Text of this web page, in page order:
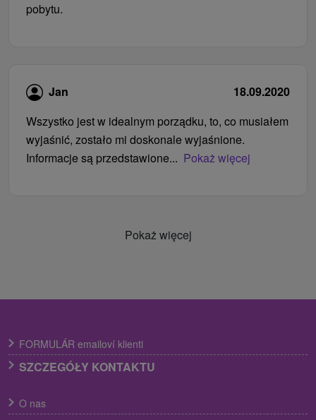
pobytu.
Jan
18.09.2020
Wszystko jest w idealnym porządku, to, co musiałem
wyjaśnić, zostało mi doskonale wyjaśnione.
Informacje są przedstawione... Pokaż więcej
Pokaż więcej
FORMULÁR emailoví klienti
SZCZEGÓŁY KONTAKTU
O nas